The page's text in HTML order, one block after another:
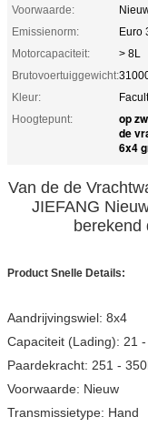
Voorwaarde:
Emissienorm:
Euro
Motorcapaciteit:
> 8L
Brutovoertuiggewicht:
Kleur:
Hoogtepunt:
op
de
6x4
Van de de
JIEFANG
berekend
Product Snelle Details:
Aandrijvingswiel: 8x4
Capaciteit (Lading): 21
Paardekracht: 251 -
Voorwaarde: Nieuw
Transmissietype: Hand